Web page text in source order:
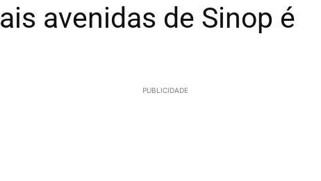
avenidas de Sinop é
PUBLICIDADE